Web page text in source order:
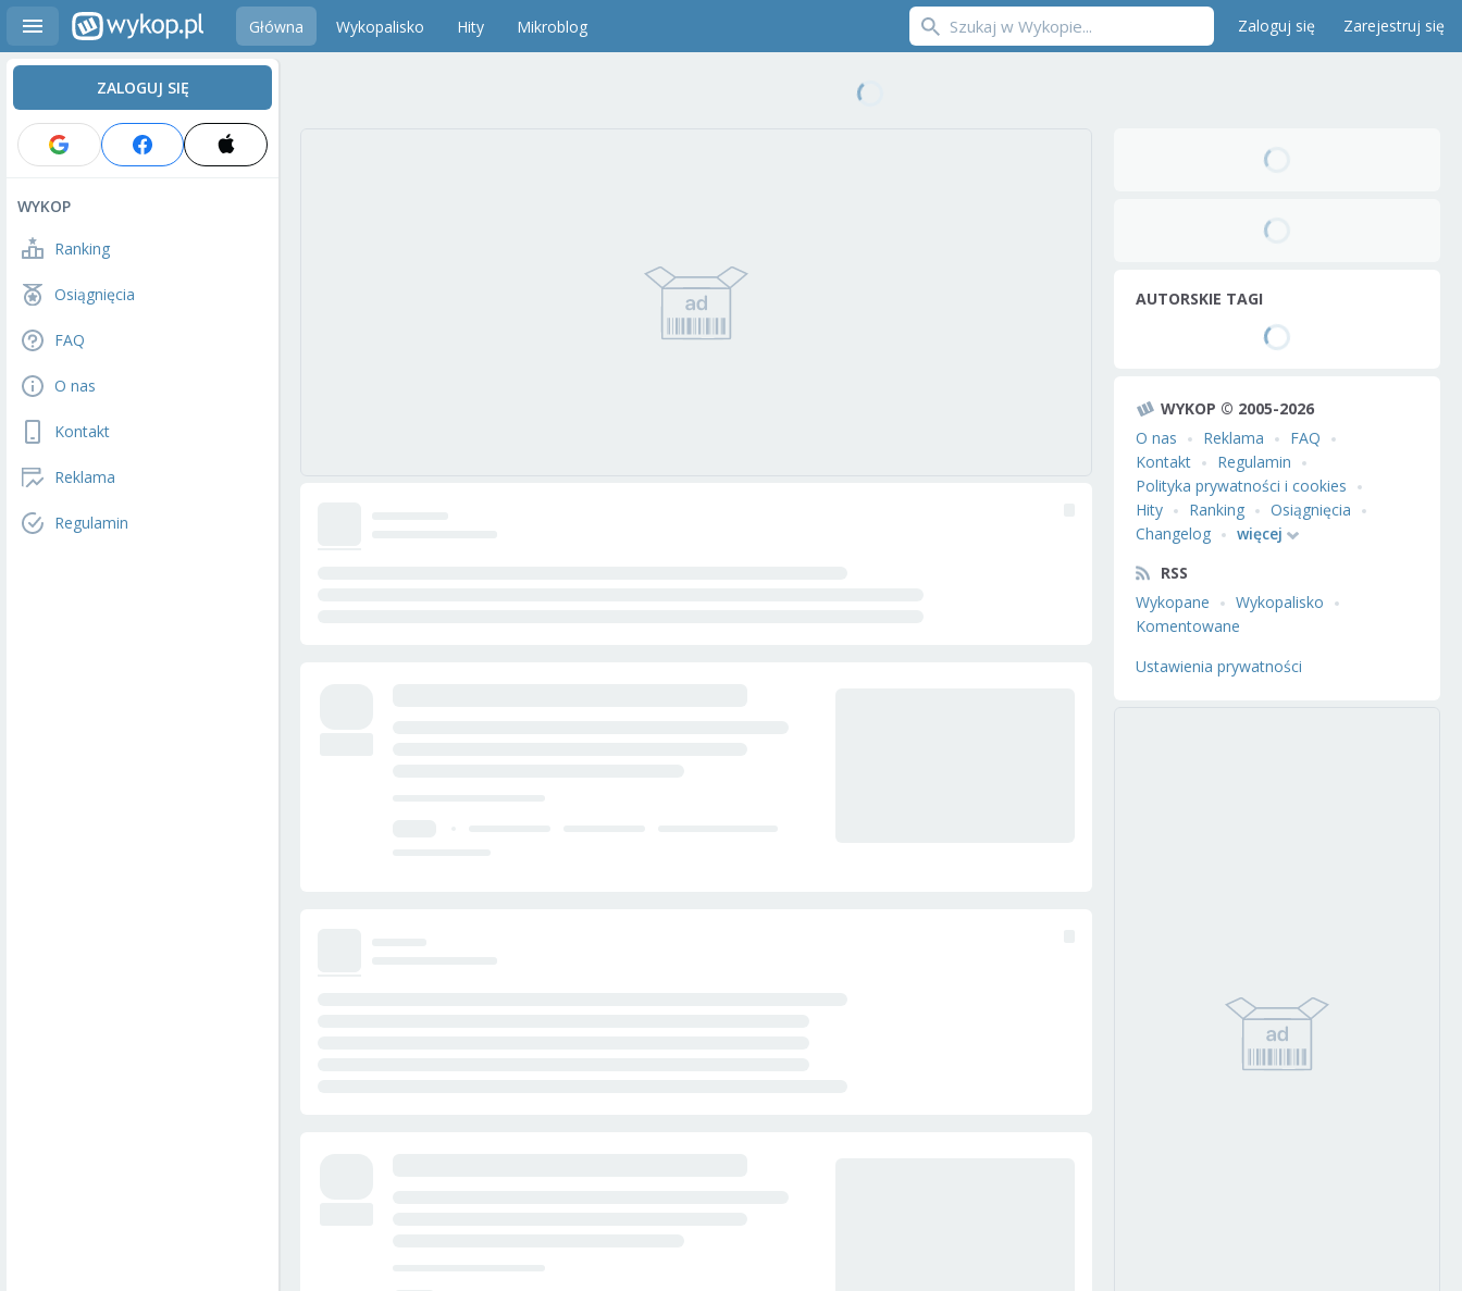
Główna Wykopalisko Hity Mikroblog Zaloguj się Zarejestruj się
ZALOGUJ SIĘ
WYKOP
Ranking
Osiągnięcia
FAQ
O nas
Kontakt
Reklama
Regulamin
AUTORSKIE TAGI
WYKOP © 2005-2026
O nas
Reklama
FAQ
Kontakt
Regulamin
Polityka prywatności i cookies
Hity
Ranking
Osiągnięcia
Changelog
więcej
RSS
Wykopane
Wykopalisko
Komentowane
Ustawienia prywatności